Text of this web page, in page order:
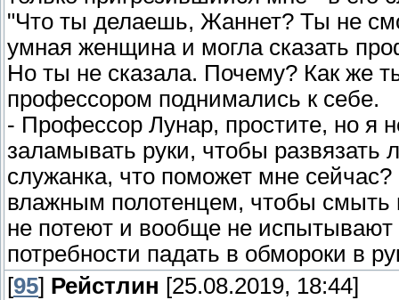
"Что ты делаешь, Жаннет? Ты не
умная женщина и могла сказать
Но ты не сказала. Почему? Как же
профессором поднимались к себе.
- Профессор Лунар, простите, но я
заламывать руки, чтобы
служанка, что поможет мне сейчас?
влажным полотенцем, чтобы смыть
не потеют и вообще не испытывают
потребности падать в обмороки в
[95] Рейстлин [25.08.2019, 18:44]